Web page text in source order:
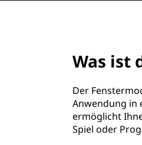
Was ist
Der
Anwendung in
ermöglicht
Spiel oder